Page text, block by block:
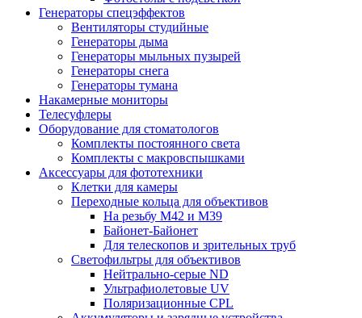
Генераторы спецэффектов
Вентиляторы студийные
Генераторы дыма
Генераторы мыльных пузырей
Генераторы снега
Генераторы тумана
Накамерные мониторы
Телесуфлеры
Оборудование для стоматологов
Комплекты постоянного света
Комплекты с макровспышками
Аксессуары для фототехники
Клетки для камеры
Переходные кольца для объективов
На резьбу М42 и М39
Байонет-Байонет
Для телескопов и зрительных труб
Светофильтры для объективов
Нейтрально-серые ND
Ультрафиолетовые UV
Поляризационные CPL